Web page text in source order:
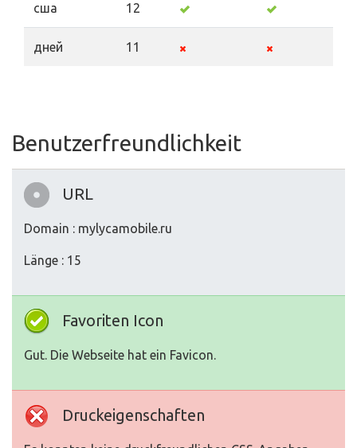
сша 12
дней 11
Benutzerfreundlichkeit
URL
Domain : mylycamobile.ru
Länge : 15
Favoriten Icon
Gut. Die Webseite hat ein Favicon.
Druckeigenschaften